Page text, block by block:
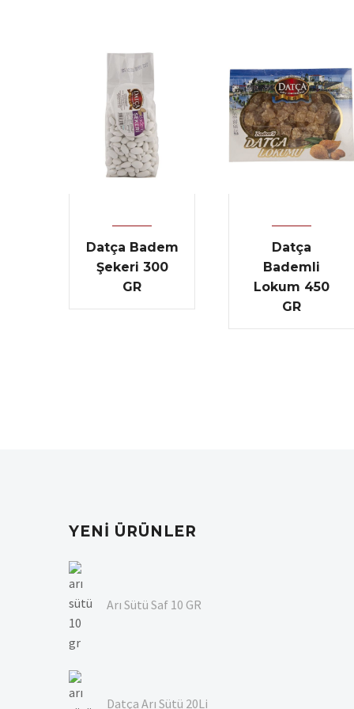
Datça Badem
Şekeri 300
GR
Datça
Bademli
Lokum 450
GR
YENI ÜRÜNLER
Arı Sütü Saf 10 GR
Datça Arı Sütü 20Li